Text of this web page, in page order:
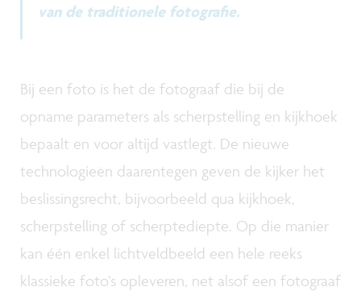
van de traditionele fotografie.
Bij een foto is het de fotograaf die bij de
opname parameters als scherpstelling en kijkhoek
bepaalt en voor altijd vastlegt. De nieuwe
technologieën daarentegen geven de kijker het
beslissingsrecht, bijvoorbeeld qua kijkhoek,
scherpstelling of scherptediepte. Op die manier
kan één enkel lichtveldbeeld een hele reeks
klassieke foto’s opleveren, net alsof een fotograaf